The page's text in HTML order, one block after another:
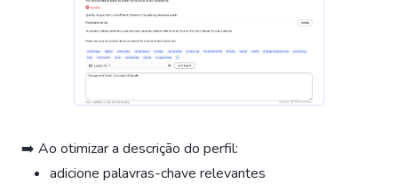
➡️ Ao otimizar a descrição do perfil:
adicione palavras-chave relevantes